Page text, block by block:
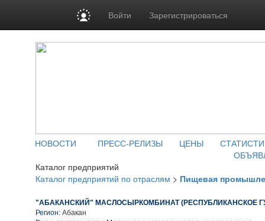
Войти Зарегистрироваться
НОВОСТИ ПРЕСС-РЕЛИЗЫ ЦЕНЫ
Каталог предприятий
Каталог предприятий по отраслям > Пищевая
"АБАКАНСКИЙ" МАСЛОСЫРКОМБИНАТ (РЕСПУБЛИКАНСКОЕ
Регион: Абакан